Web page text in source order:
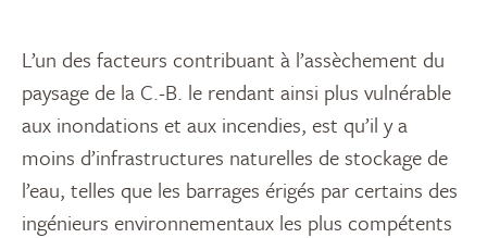
L’un des facteurs contribuant à l’assèchement du
paysage de la C.-B. le rendant ainsi plus vulnérable
aux inondations et aux incendies, est qu’il y a
moins d’infrastructures naturelles de stockage de
l’eau, telles que les barrages érigés par certains des
ingénieurs environnementaux les plus compétents